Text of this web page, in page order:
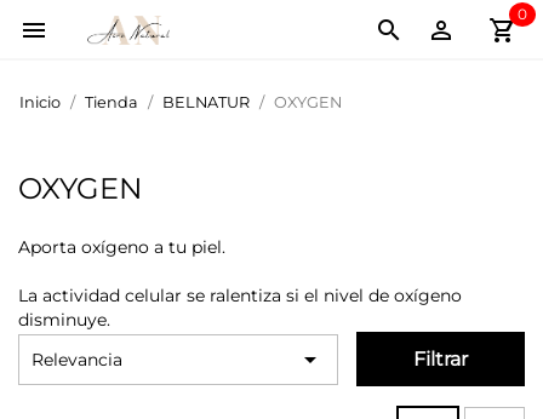
 shopping_cart
0


Inicio Tienda BELNATUR OXYGEN
OXYGEN
Aporta oxígeno a tu piel.
La actividad celular se ralentiza si el nivel de oxígeno
disminuye.
Relevancia
 Filtrar